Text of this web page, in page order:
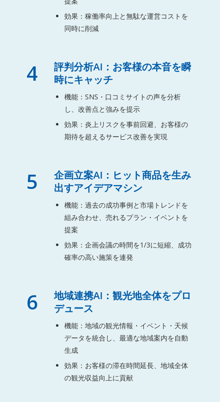
効果：稼働率向上と無駄な運営コストを
同時に削減
4
評判分析AI：お客様の本音を瞬
時にキャッチ
機能：SNS・口コミサイトの声を分析
し、改善点と強みを提示
効果：炎上リスクを事前回避、お客様の
期待を超えるサービス改善を実現
5
企画立案AI：ヒット商品を生み
出すアイデアマシン
機能：過去の成功事例と市場トレンドを
組み合わせ、売れるプラン・イベントを
提案
効果：企画会議の時間を1/3に短縮、成功
確率の高い施策を連発
6
地域連携AI：観光地全体をプロ
デュース
機能：地域の観光情報・イベント・天候
データを統合し、最適な地域案内を自動
生成
効果：お客様の滞在時間延長、地域全体
の観光収益向上に貢献